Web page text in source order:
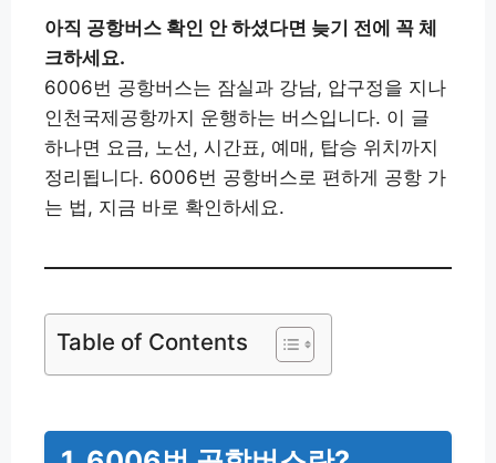
아직 공항버스 확인 안 하셨다면 늦기 전에 꼭 체
크하세요.
6006번 공항버스는 잠실과 강남, 압구정을 지나
인천국제공항까지 운행하는 버스입니다. 이 글
하나면 요금, 노선, 시간표, 예매, 탑승 위치까지
정리됩니다. 6006번 공항버스로 편하게 공항 가
는 법, 지금 바로 확인하세요.
Table of Contents